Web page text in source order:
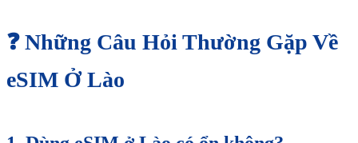
❓ Những Câu Hỏi Thường Gặp Về
eSIM Ở Lào